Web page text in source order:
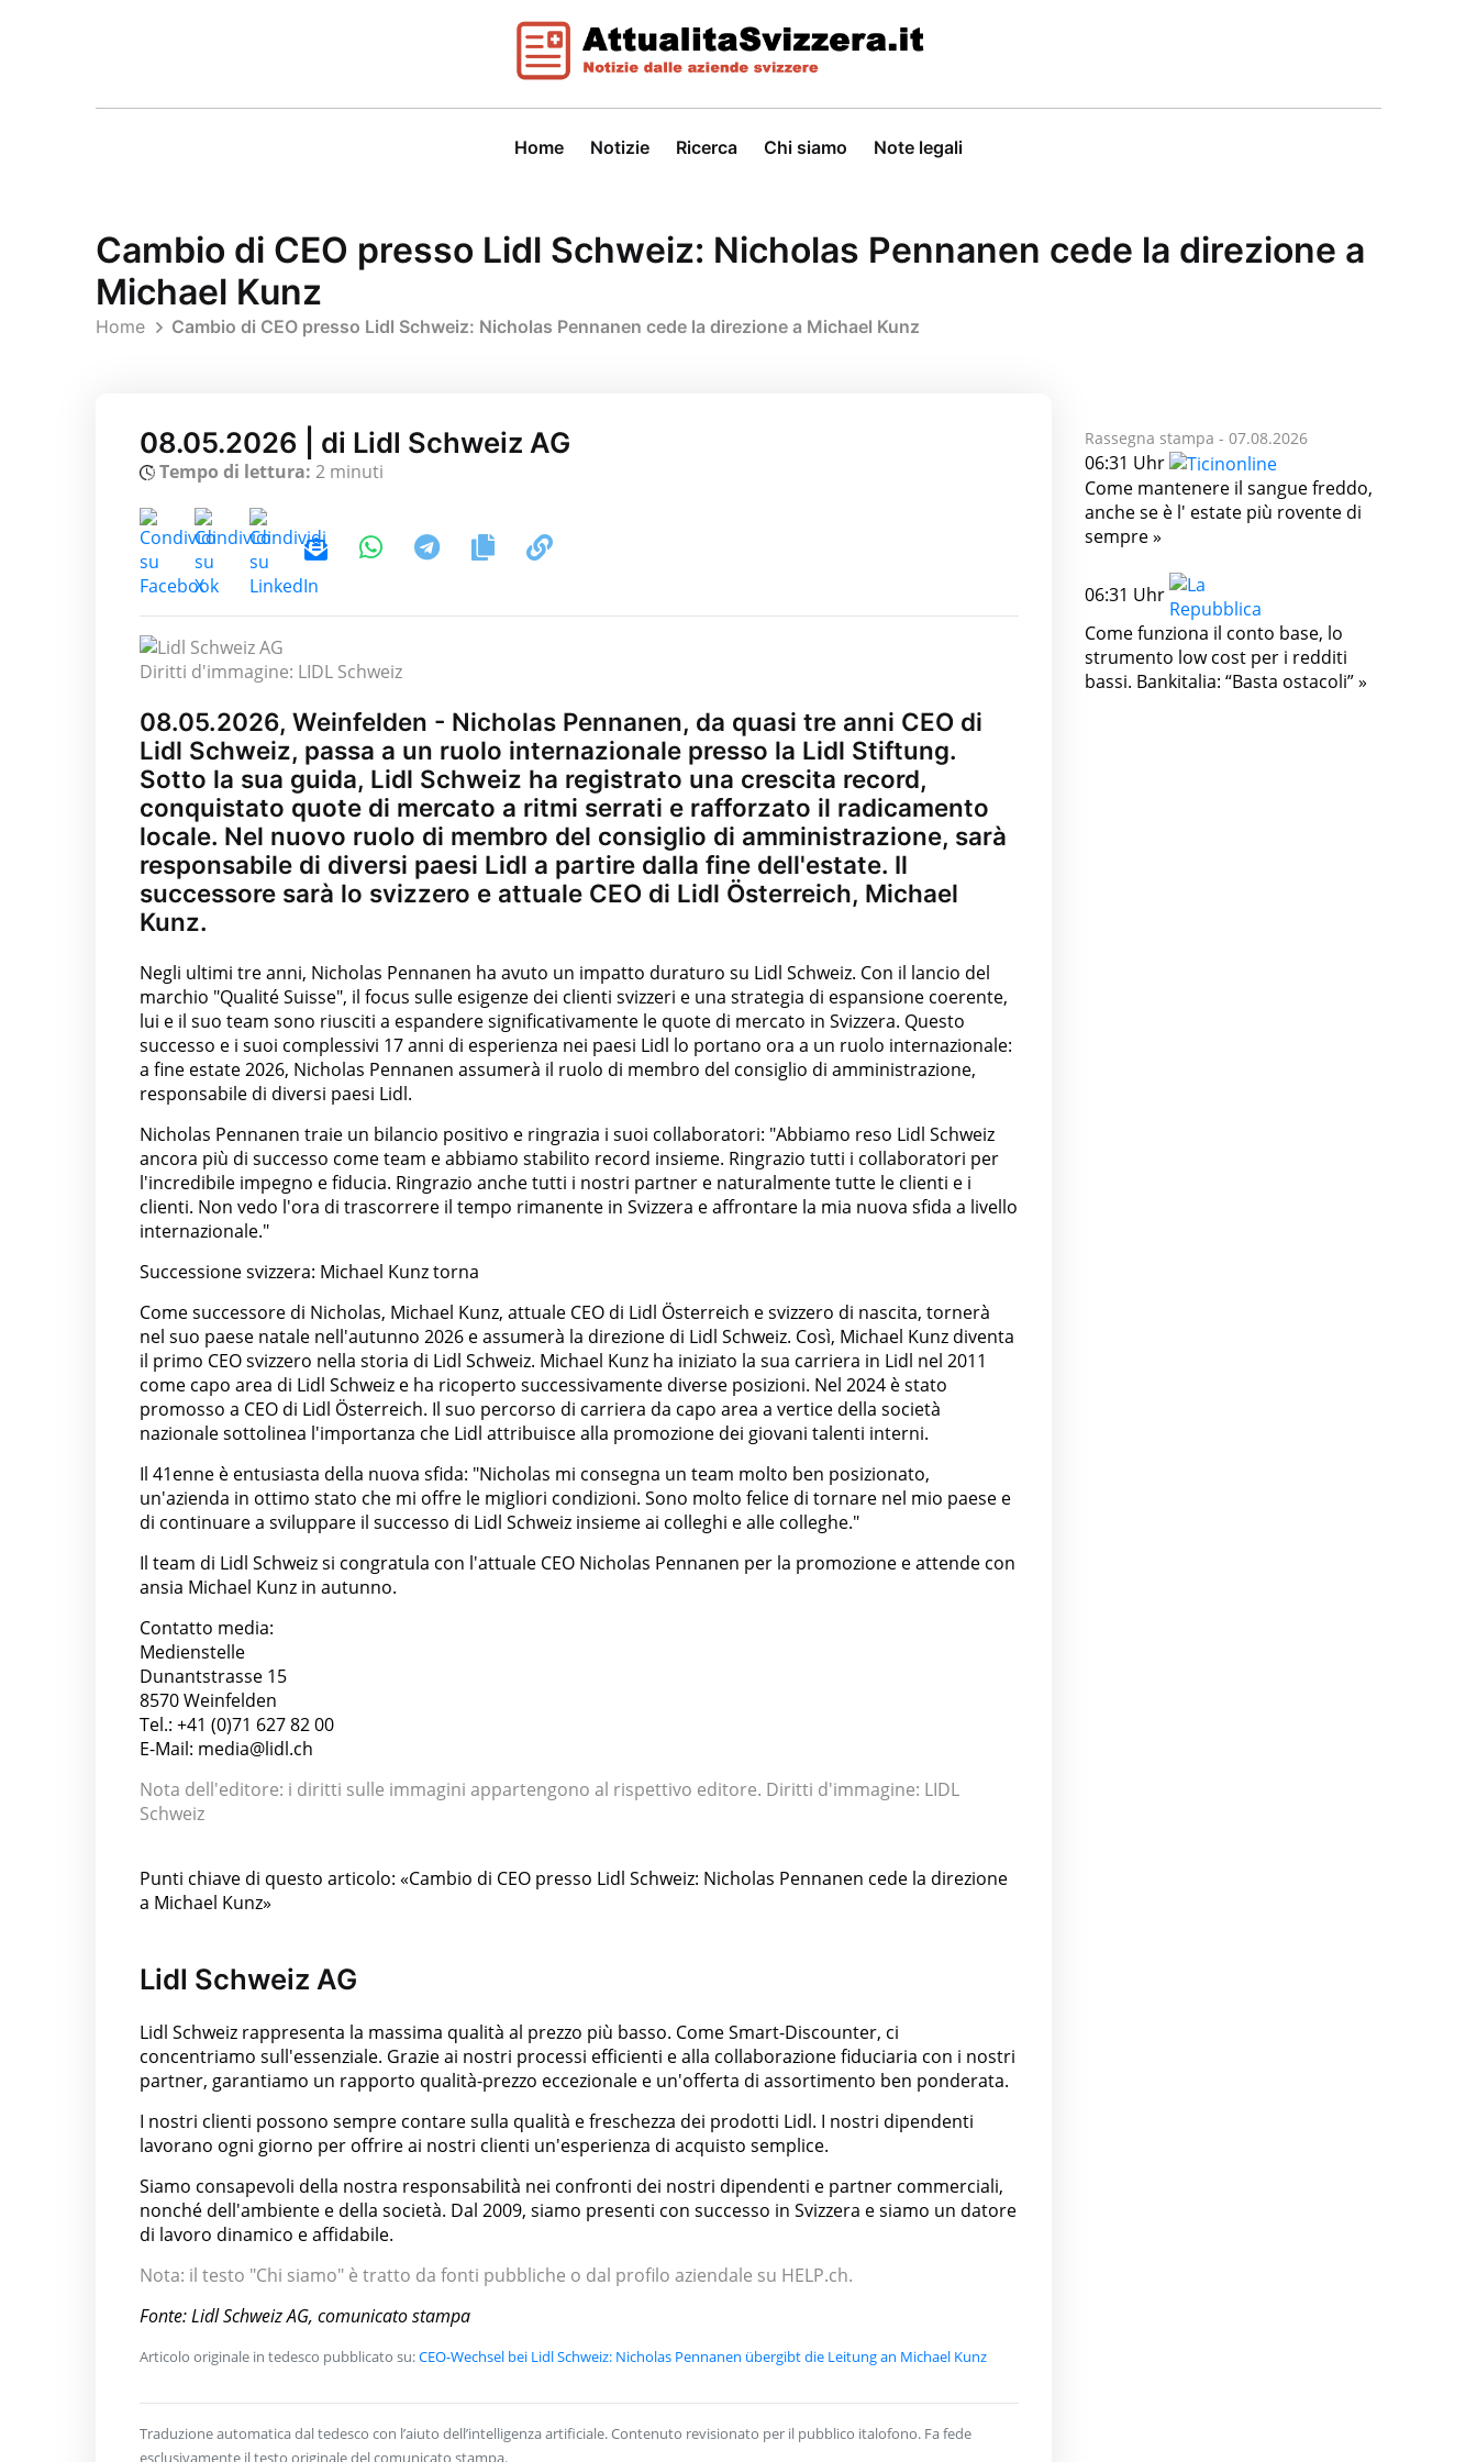
Home Notizie Ricerca Chi siamo Note legali
Cambio di CEO presso Lidl Schweiz: Nicholas Pennanen cede la direzione a
Michael Kunz
Home Cambio di CEO presso Lidl Schweiz: Nicholas Pennanen cede la direzione a Michael Kunz
08.05.2026 | di Lidl Schweiz AG
Tempo di lettura: 2 minuti
Diritti d'immagine: LIDL Schweiz
08.05.2026, Weinfelden - Nicholas Pennanen, da quasi tre anni CEO di
Lidl Schweiz, passa a un ruolo internazionale presso la Lidl Stiftung.
Sotto la sua guida, Lidl Schweiz ha registrato una crescita record,
conquistato quote di mercato a ritmi serrati e rafforzato il radicamento
locale. Nel nuovo ruolo di membro del consiglio di amministrazione, sarà
responsabile di diversi paesi Lidl a partire dalla fine dell'estate. Il
successore sarà lo svizzero e attuale CEO di Lidl Österreich, Michael
Kunz.
Negli ultimi tre anni, Nicholas Pennanen ha avuto un impatto duraturo su Lidl Schweiz. Con il lancio del
marchio "Qualité Suisse", il focus sulle esigenze dei clienti svizzeri e una strategia di espansione coerente,
lui e il suo team sono riusciti a espandere significativamente le quote di mercato in Svizzera. Questo
successo e i suoi complessivi 17 anni di esperienza nei paesi Lidl lo portano ora a un ruolo internazionale:
a fine estate 2026, Nicholas Pennanen assumerà il ruolo di membro del consiglio di amministrazione,
responsabile di diversi paesi Lidl.
Nicholas Pennanen traie un bilancio positivo e ringrazia i suoi collaboratori: "Abbiamo reso Lidl Schweiz
ancora più di successo come team e abbiamo stabilito record insieme. Ringrazio tutti i collaboratori per
l'incredibile impegno e fiducia. Ringrazio anche tutti i nostri partner e naturalmente tutte le clienti e i
clienti. Non vedo l'ora di trascorrere il tempo rimanente in Svizzera e affrontare la mia nuova sfida a livello
internazionale."
Successione svizzera: Michael Kunz torna
Come successore di Nicholas, Michael Kunz, attuale CEO di Lidl Österreich e svizzero di nascita, tornerà
nel suo paese natale nell'autunno 2026 e assumerà la direzione di Lidl Schweiz. Così, Michael Kunz diventa
il primo CEO svizzero nella storia di Lidl Schweiz. Michael Kunz ha iniziato la sua carriera in Lidl nel 2011
come capo area di Lidl Schweiz e ha ricoperto successivamente diverse posizioni. Nel 2024 è stato
promosso a CEO di Lidl Österreich. Il suo percorso di carriera da capo area a vertice della società
nazionale sottolinea l'importanza che Lidl attribuisce alla promozione dei giovani talenti interni.
Il 41enne è entusiasta della nuova sfida: "Nicholas mi consegna un team molto ben posizionato,
un'azienda in ottimo stato che mi offre le migliori condizioni. Sono molto felice di tornare nel mio paese e
di continuare a sviluppare il successo di Lidl Schweiz insieme ai colleghi e alle colleghe."
Il team di Lidl Schweiz si congratula con l'attuale CEO Nicholas Pennanen per la promozione e attende con
ansia Michael Kunz in autunno.
Contatto media:
Medienstelle
Dunantstrasse 15
8570 Weinfelden
Tel.: +41 (0)71 627 82 00
E-Mail: media@lidl.ch
Nota dell'editore: i diritti sulle immagini appartengono al rispettivo editore. Diritti d'immagine: LIDL
Schweiz
Punti chiave di questo articolo: «Cambio di CEO presso Lidl Schweiz: Nicholas Pennanen cede la direzione
a Michael Kunz»
Lidl Schweiz AG
Lidl Schweiz rappresenta la massima qualità al prezzo più basso. Come Smart-Discounter, ci
concentriamo sull'essenziale. Grazie ai nostri processi efficienti e alla collaborazione fiduciaria con i nostri
partner, garantiamo un rapporto qualità-prezzo eccezionale e un'offerta di assortimento ben ponderata.
I nostri clienti possono sempre contare sulla qualità e freschezza dei prodotti Lidl. I nostri dipendenti
lavorano ogni giorno per offrire ai nostri clienti un'esperienza di acquisto semplice.
Siamo consapevoli della nostra responsabilità nei confronti dei nostri dipendenti e partner commerciali,
nonché dell'ambiente e della società. Dal 2009, siamo presenti con successo in Svizzera e siamo un datore
di lavoro dinamico e affidabile.
Nota: il testo "Chi siamo" è tratto da fonti pubbliche o dal profilo aziendale su HELP.ch.
Fonte: Lidl Schweiz AG, comunicato stampa
Articolo originale in tedesco pubblicato su:CEO-Wechsel bei Lidl Schweiz: Nicholas Pennanen übergibt die Leitung an Michael Kunz
Traduzione automatica dal tedesco con l’aiuto dell’intelligenza artificiale. Contenuto revisionato per il pubblico italofono. Fa fede
esclusivamente il testo originale del comunicato stampa.
Rassegna stampa - 07.08.2026
06:31 Uhr
Come mantenere il sangue freddo,
anche se è l' estate più rovente di
sempre »
06:31 Uhr
Come funziona il conto base, lo
strumento low cost per i redditi
bassi. Bankitalia: “Basta ostacoli” »